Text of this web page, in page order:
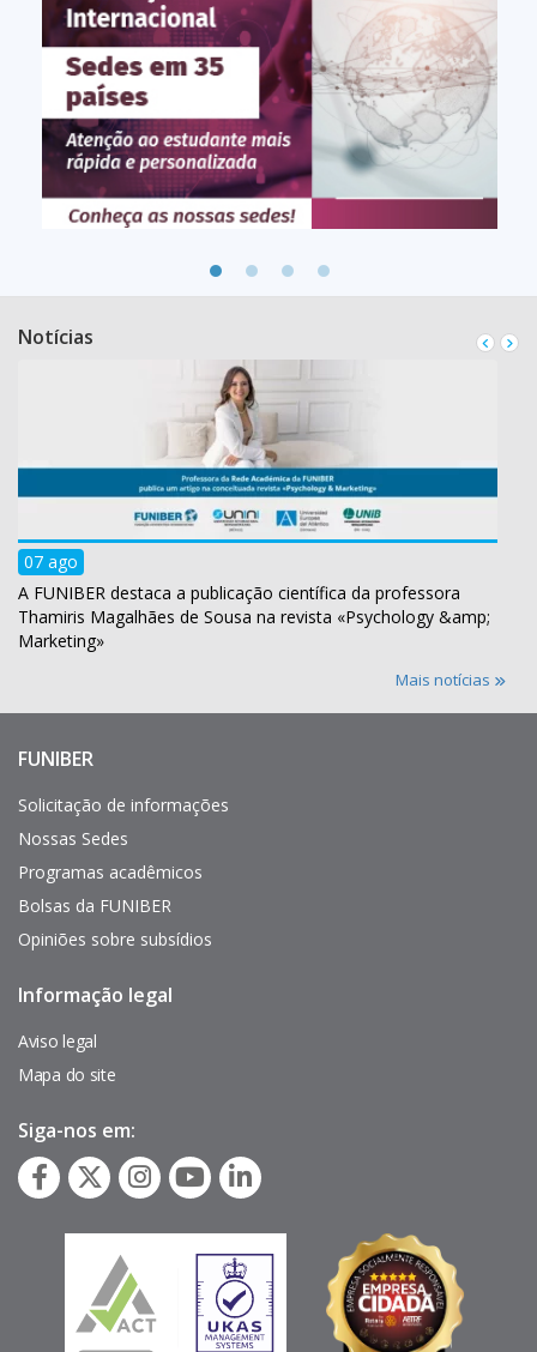
Notícias
07 ago
A FUNIBER destaca a publicação científica da professora
Thamiris Magalhães de Sousa na revista «Psychology &amp;
Marketing»
Mais notícias
Enlaces
interés
FUNIBER
Solicitação de informações
Nossas Sedes
Programas acadêmicos
Bolsas da FUNIBER
Opiniões sobre subsídios
Pie
página
Informação legal
Aviso legal
Mapa do site
Siga-nos em: